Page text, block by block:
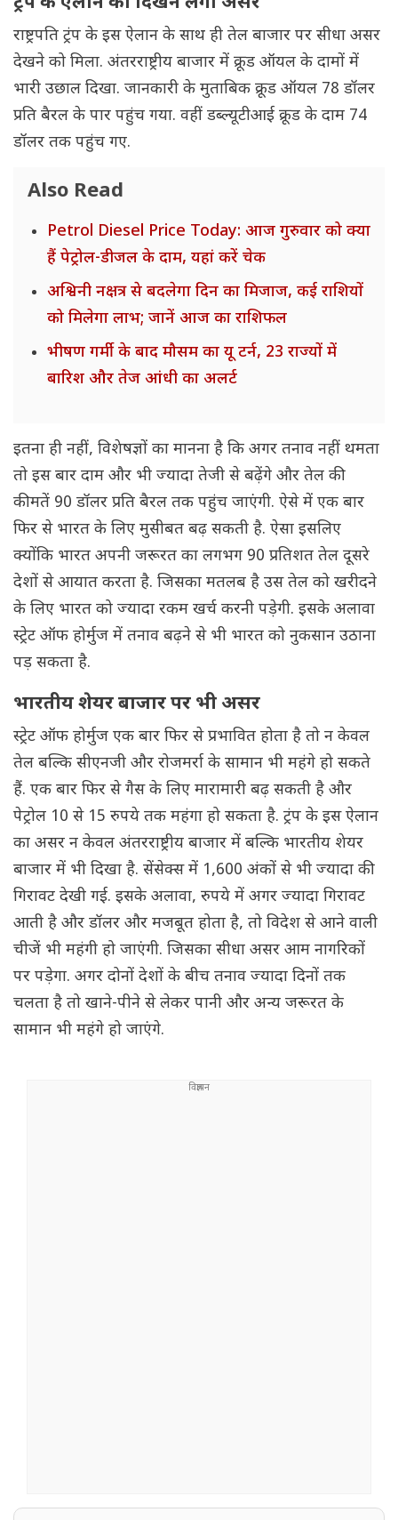
राष्ट्रपति ट्रंप के इस ऐलान के साथ ही तेल बाजार पर सीधा असर
देखने को मिला. अंतरराष्ट्रीय बाजार में क्रूड ऑयल के दामों में
भारी उछाल दिखा. जानकारी के मुताबिक क्रूड ऑयल 78 डॉलर
प्रति बैरल के पार पहुंच गया. वहीं डब्ल्यूटीआई क्रूड के दाम 74
डॉलर तक पहुंच गए.
Also Read
Petrol Diesel Price Today: आज गुरुवार को क्या
हैं पेट्रोल-डीजल के दाम, यहां करें चेक
अश्विनी नक्षत्र से बदलेगा दिन का मिजाज, कई राशियों
को मिलेगा लाभ; जानें आज का राशिफल
भीषण गर्मी के बाद मौसम का यू टर्न, 23 राज्यों में
बारिश और तेज आंधी का अलर्ट
इतना ही नहीं, विशेषज्ञों का मानना है कि अगर तनाव नहीं थमता
तो इस बार दाम और भी ज्यादा तेजी से बढ़ेंगे और तेल की
कीमतें 90 डॉलर प्रति बैरल तक पहुंच जाएंगी. ऐसे में एक बार
फिर से भारत के लिए मुसीबत बढ़ सकती है. ऐसा इसलिए
क्योंकि भारत अपनी जरूरत का लगभग 90 प्रतिशत तेल दूसरे
देशों से आयात करता है. जिसका मतलब है उस तेल को खरीदने
के लिए भारत को ज्यादा रकम खर्च करनी पड़ेगी. इसके अलावा
स्ट्रेट ऑफ होर्मुज में तनाव बढ़ने से भी भारत को नुकसान उठाना
पड़ सकता है.
भारतीय शेयर बाजार पर भी असर
स्ट्रेट ऑफ होर्मुज एक बार फिर से प्रभावित होता है तो न केवल
तेल बल्कि सीएनजी और रोजमर्रा के सामान भी महंगे हो सकते
हैं. एक बार फिर से गैस के लिए मारामारी बढ़ सकती है और
पेट्रोल 10 से 15 रुपये तक महंगा हो सकता है. ट्रंप के इस ऐलान
का असर न केवल अंतरराष्ट्रीय बाजार में बल्कि भारतीय शेयर
बाजार में भी दिखा है. सेंसेक्स में 1,600 अंकों से भी ज्यादा की
गिरावट देखी गई. इसके अलावा, रुपये में अगर ज्यादा गिरावट
आती है और डॉलर और मजबूत होता है, तो विदेश से आने वाली
चीजें भी महंगी हो जाएंगी. जिसका सीधा असर आम नागरिकों
पर पड़ेगा. अगर दोनों देशों के बीच तनाव ज्यादा दिनों तक
चलता है तो खाने-पीने से लेकर पानी और अन्य जरूरत के
सामान भी महंगे हो जाएंगे.